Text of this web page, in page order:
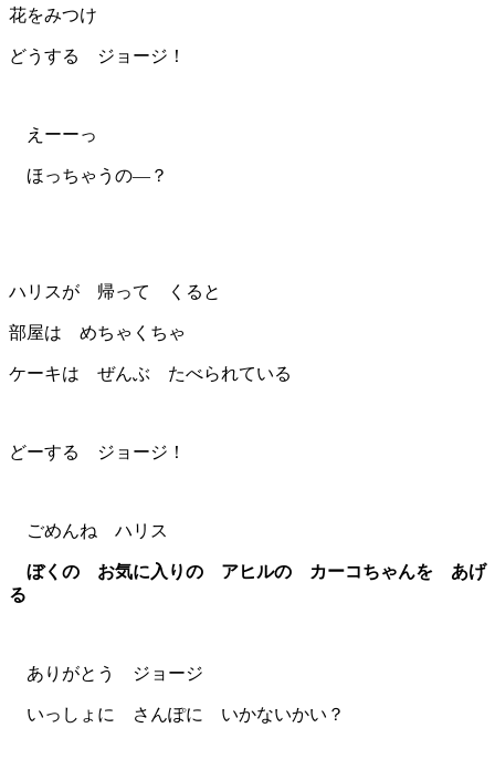
花をみつけ
どうする ジョージ！
えーーっ
ほっちゃうの―？
ハリスが 帰って くると
部屋は めちゃくちゃ
ケーキは ぜんぶ たべられている
どーする ジョージ！
ごめんね ハリス
ぼくの お気に入りの アヒルの カーコちゃんを あげ
る
ありがとう ジョージ
いっしょに さんぽに いかないかい？